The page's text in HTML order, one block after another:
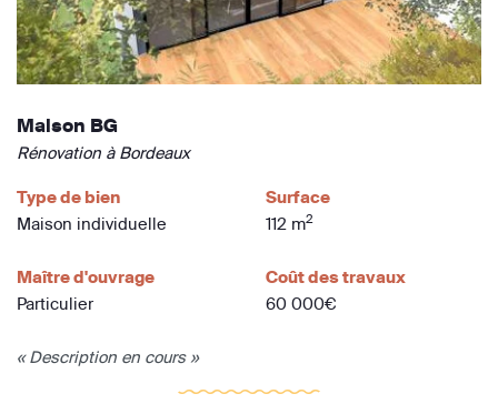
Maison BG
Rénovation à Bordeaux
Type de bien
Maison individuelle
Surface
112 m2
Maître d'ouvrage
Particulier
Coût des travaux
60 000€
« Description en cours »